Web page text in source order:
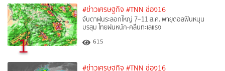
1
#ข่าวเศรษฐกิจ #TNN ช่อง16
จับตาฝนระลอกใหญ่ 7–11 ส.ค. พายุดอลฟินหนุน
มรสุม ไทยฝนหนัก-คลื่นทะเลแรง
615
#ข่าวเศรษฐกิจ #TNN ช่อง16